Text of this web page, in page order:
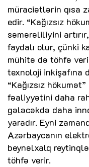
müraciətlərin qısa
edir. “Kağızsız
səmərəliliyini
faydalı olur, çünki
mühitə də töhfə
texnoloji inkişafına
“Kağızsız
fəaliyyətini daha
gələcəkdə daha
yaradır. Eyni
Azərbaycanın
beynəlxalq
töhfə verir.